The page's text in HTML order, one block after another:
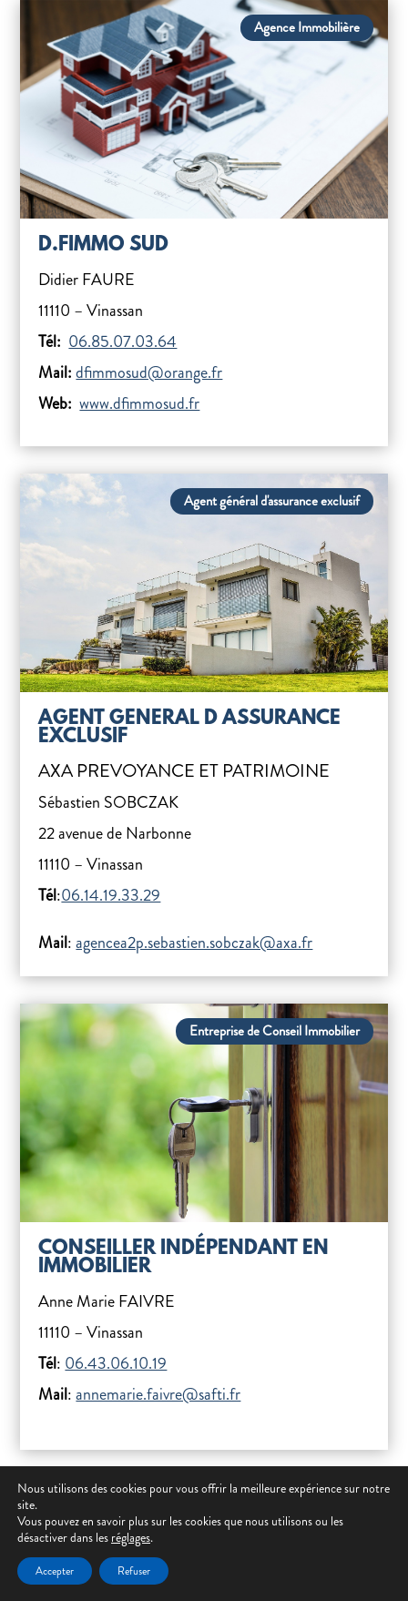
Agence Immobilière
D.FIMMO SUD
Didier FAURE
11110 – Vinassan
Tél: 06.85.07.03.64
Mail:dfimmosud@orange.fr
Web: www.dfimmosud.fr
Agent général d'assurance exclusif
AGENT GENERAL D ASSURANCE
EXCLUSIF
AXA PREVOYANCE ET PATRIMOINE
Sébastien SOBCZAK
22 avenue de Narbonne
11110 – Vinassan
Tél:06.14.19.33.29
Mail:agencea2p.sebastien.sobczak@axa.fr
Entreprise de Conseil Immobilier
CONSEILLER INDÉPENDANT EN
IMMOBILIER
Anne Marie FAIVRE
11110 – Vinassan
Tél: 06.43.06.10.19
Mail:annemarie.faivre@safti.fr
Nous utilisons des cookies pour vous offrir la meilleure expérience sur notre
site.
Vous pouvez en savoir plus sur les cookies que nous utilisons ou les
désactiver dans les réglages.
Accepter Refuser